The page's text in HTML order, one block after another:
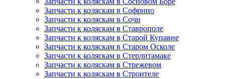
Запчасти к коляскам в Софрино
Запчасти к коляскам в Сочи
Запчасти к коляскам в Ставрополе
Запчасти к коляскам в Старой Купавне
Запчасти к коляскам в Старом Осколе
Запчасти к коляскам в Стерлитамаке
Запчасти к коляскам в Стрежевом
Запчасти к коляскам в Строителе